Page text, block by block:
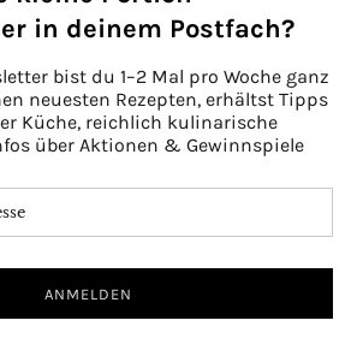
in deinem Postfach?
bist du 1–2 Mal pro Woche ganz
neuesten Rezepten, erhältst Tipps
Küche, reichlich kulinarische
über Aktionen & Gewinnspiele